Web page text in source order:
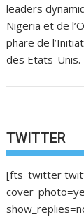
leaders
Nigeria et de
phare de
des Etats-Unis.
TWITTER
[fts_twitter